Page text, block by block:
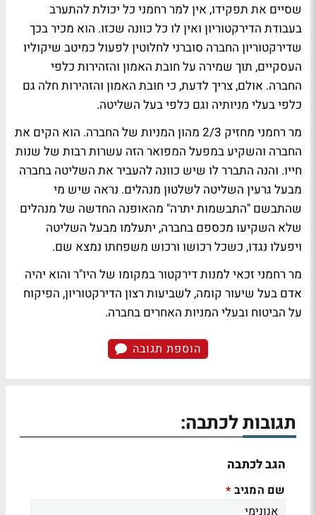
שסיים את תפקידו, אין למר רחמני כל יכולת להתערב
בעבודת הדירקטוריון ואין לו כל כוונה שכזו. הוא מכיר בכך
שדירקטוריון החברה סוברני לחלוטין לפעול כמיטב שיקוליו
העסקיים, תוך שמירה על חובת האמון והזהירות כלפי
החברה. אולם, צריך לדעת, כי חובת האמון והזהירות חלה גם
כלפי בעלי מניותיה וגם כלפי בעל השליטה.
מר רחמני מחזיק 2/3 מהון המניות של החברה. הוא הקים את
החברה והשקיע במפעל המפואר הזה עשרות רבות של שנות
חייו. והנה התברר לו שיש כוונה להעביר את השליטה בחברה
מבעל גרעין השליטה לשלטון מנהלים. נראה שיש מי
שהתבשם "התבשמות יתרה" מהאופנה החדשה של מנהלים
שלא השקיעו מכספם בחברה, יתעלמו מבעל השליטה
ויפעלו נגדו, כשכל רכושו ורכוש משפחתו נמצא שם.
מר רחמני זכאי למנות דירקטור במקומו של היו"ר והוא יהיה
אדם בעל שיעור קומה, לשביעות רצון הדירקטוריון, הפיקוח
על הביטוח ובעלי המניות האחרים בחברה.
הוספת תגובה
תגובות לכתבה:
הגב לכתבה
שם המגיב *